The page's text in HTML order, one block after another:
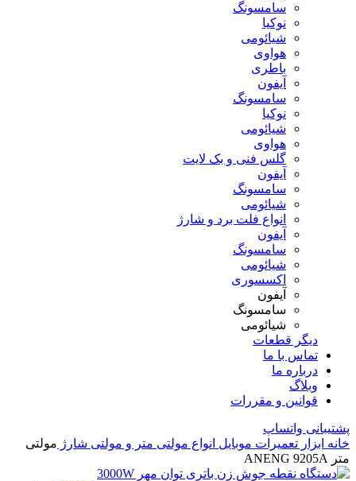
سامسونگ
نوکیا
شیائومی
هواوی
باطری
آیفون
سامسونگ
نوکیا
شیائومی
هواوی
گلس فنی و بک لایت
آیفون
سامسونگ
شیائومی
انواع فلت برد و شارژ
آیفون
سامسونگ
شیائومی
اکسسوری
آیفون
سامسونگ
شیائومی
دیگر قطعات
تماس با ما
درباره ما
وبلاگ
قوانین و مقررات
پشتیبانی واتساپ
خانه ابزار تعمیرات موبایل انواع مولتی متر و مولتی شارژ مولتی
متر ANENG 9205A